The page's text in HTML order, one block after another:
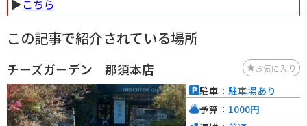
▶︎こちら
この記事で紹介されている場所
チーズガーデン 那須本店 お気に入り
駐車： 駐車場あり
予算： 1000円